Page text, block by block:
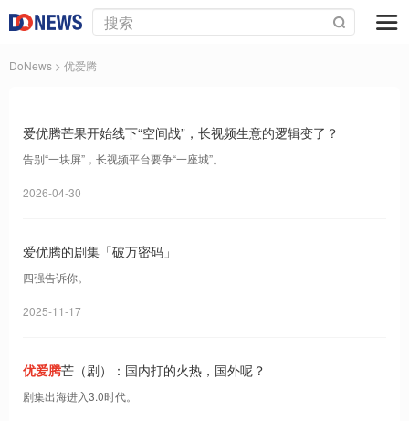
DoNews > 优爱腾
爱优腾芒果开始线下“空间战”，长视频生意的逻辑变了？
告别“一块屏”，长视频平台要争“一座城”。
2026-04-30
爱优腾的剧集「破万密码」
四强告诉你。
2025-11-17
优爱腾芒（剧）：国内打的火热，国外呢？
剧集出海进入3.0时代。